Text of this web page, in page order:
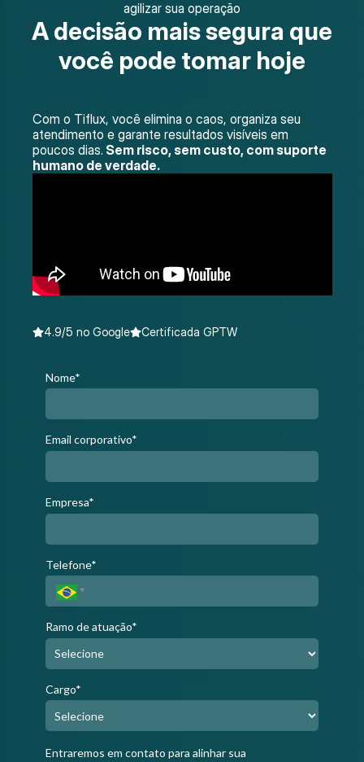
agilizar sua operação
A decisão mais segura que
você pode tomar hoje
Com o Tiflux, você elimina o caos, organiza seu
atendimento e garante resultados visíveis em
poucos dias. Sem risco, sem custo, com suporte
humano de verdade.
4.9/5 no Google Certificada GPTW
Nome*
Email corporativo*
Empresa*
Telefone*
Ramo de atuação*
Cargo*
Entraremos em contato para alinhar sua